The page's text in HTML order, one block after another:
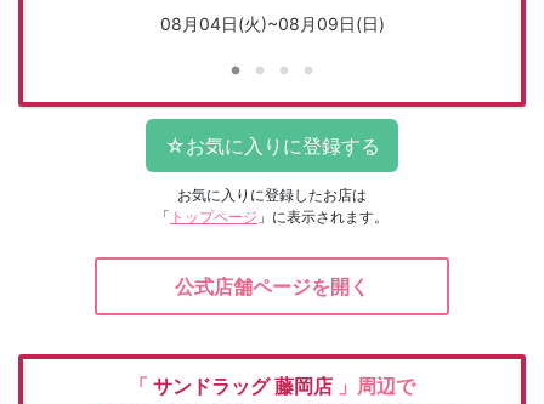
08月04日(火)~08月09日(日)
お気に入りに登録したお店は
「 トップページ 」に表示されます。
公式店舗ページを開く
「 サンドラッグ藤岡店 」周辺で